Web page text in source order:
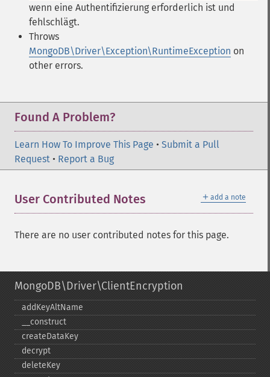
wenn eine Authentifizierung erforderlich ist und
fehlschlägt.
Throws
MongoDB\Driver\Exception\RuntimeException on
other errors.
Found A Problem?
Learn How To Improve This Page • Submit a Pull
Request • Report a Bug
＋ add a note
User Contributed Notes
There are no user contributed notes for this page.
MongoDB\Driver\ClientEncryption
addKeyAltName
_​_​construct
createDataKey
decrypt
deleteKey